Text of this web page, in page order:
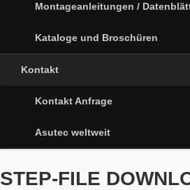
Montageanleitungen /
Kataloge und Broschüren
Kontakt
Kontakt Anfrage
Asutec weltweit
STEP-FILE